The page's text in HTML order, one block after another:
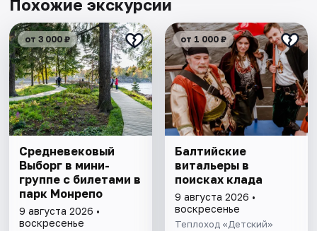
Похожие экскурсии
от 3 000 ₽
Cредневековый
Выборг в мини-
группе c билетами в
парк Монрепо
9 августа 2026 •
воскресенье
от 1 000 ₽
Балтийские
витальеры в
поисках клада
9 августа 2026 •
воскресенье
Теплоход «Детский»